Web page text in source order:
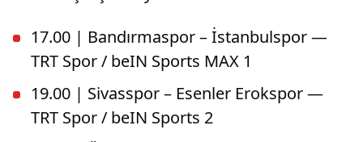
17.00 | Bandırmaspor – İstanbulspor —
TRT Spor / beIN Sports MAX 1
19.00 | Sivasspor – Esenler Erokspor —
TRT Spor / beIN Sports 2